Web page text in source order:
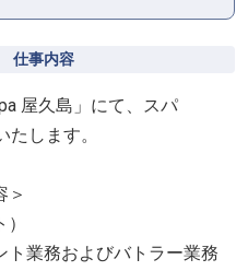
仕事内容
屋久島」にて、スパ
たします。
＞
ト業務およびバトラー業務